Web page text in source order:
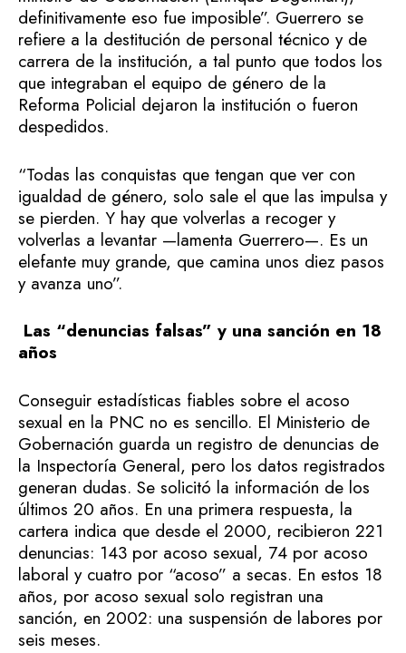
definitivamente eso fue imposible”. Guerrero se
refiere a la destitución de personal técnico y de
carrera de la institución, a tal punto que todos los
que integraban el equipo de género de la
Reforma Policial dejaron la institución o fueron
despedidos.
“Todas las conquistas que tengan que ver con
igualdad de género, solo sale el que las impulsa y
se pierden. Y hay que volverlas a recoger y
volverlas a levantar —lamenta Guerrero—. Es un
elefante muy grande, que camina unos diez pasos
y avanza uno”.
Las “denuncias falsas” y una sanción en 18
años
Conseguir estadísticas fiables sobre el acoso
sexual en la PNC no es sencillo. El Ministerio de
Gobernación guarda un registro de denuncias de
la Inspectoría General, pero los datos registrados
generan dudas. Se solicitó la información de los
últimos 20 años. En una primera respuesta, la
cartera indica que desde el 2000, recibieron 221
denuncias: 143 por acoso sexual, 74 por acoso
laboral y cuatro por “acoso” a secas. En estos 18
años, por acoso sexual solo registran una
sanción, en 2002: una suspensión de labores por
seis meses.